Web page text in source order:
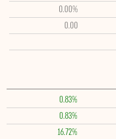
0.00%
0.00
0.83%
0.83%
16.72%